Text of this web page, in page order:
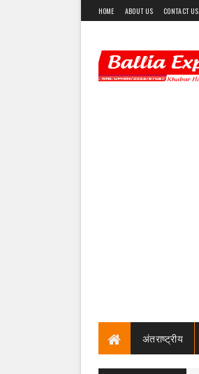
HOME ABOUT US CONTACT US
अंतराष्ट्रीय